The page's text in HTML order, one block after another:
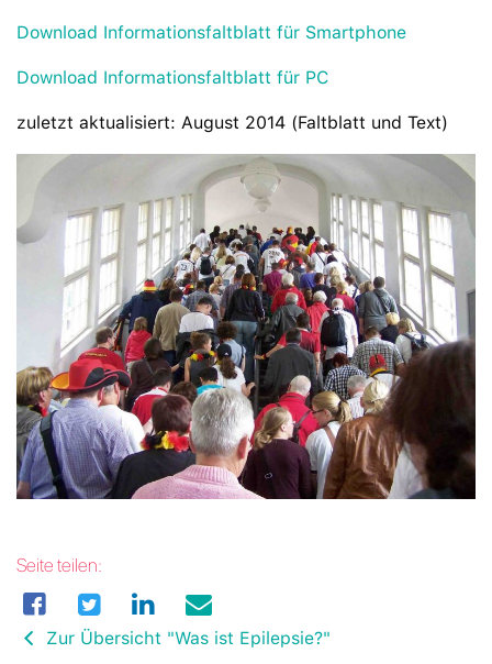
Download Informationsfaltblatt für Smartphone
Download Informationsfaltblatt für PC
zuletzt aktualisiert: August 2014 (Faltblatt und Text)
Seite teilen:
Zur Übersicht "Was ist Epilepsie?"